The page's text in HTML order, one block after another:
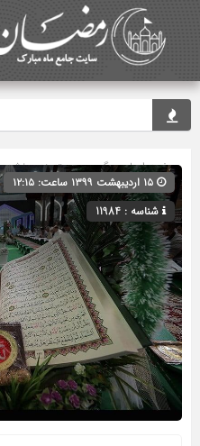
صفحه اصلی» گروه » دسته‌بندی نشده
شناسه : 11984